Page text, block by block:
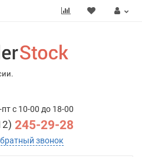
пт с 10-00 до 18-00
245-29-28
звонок